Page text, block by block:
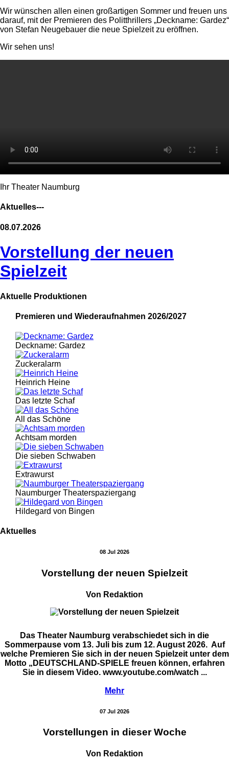
Wir wünschen allen einen großartigen Sommer und freuen uns
darauf, mit der Premieren des Politthrillers „Deckname: Gardez“
von Stefan Neugebauer die neue Spielzeit zu eröffnen.
Wir sehen uns!
Ihr Theater Naumburg
Aktuelles---
08.07.2026
Vorstellung der neuen
Spielzeit
Aktuelle Produktionen
Premieren und Wiederaufnahmen 2026/2027
Deckname: Gardez
Zuckeralarm
Heinrich Heine
Das letzte Schaf
All das Schöne
Achtsam morden
Die sieben Schwaben
Extrawurst
Naumburger Theaterspaziergang
Hildegard von Bingen
Aktuelles
08 Jul 2026
Vorstellung der neuen Spielzeit
Von Redaktion
Das Theater Naumburg verabschiedet sich in die
Sommerpause vom 13. Juli bis zum 12. August 2026. Auf
welche Premieren Sie sich in der neuen Spielzeit unter dem
Motto „DEUTSCHLAND-SPIELE freuen können, erfahren
Sie in diesem Video. www.youtube.com/watch ...
Mehr
07 Jul 2026
Vorstellungen in dieser Woche
Von Redaktion